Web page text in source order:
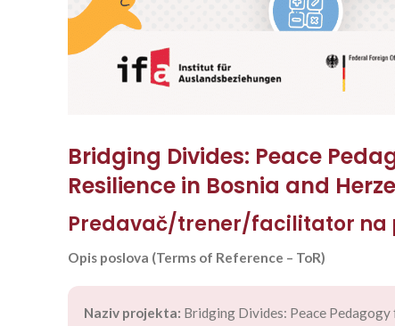
Bridging Divides: Peace
Resilience in Bosnia and
Predavač/trener/facilitator na
Opis poslova (Terms of Reference – ToR)
Naziv projekta: Bridging Divides: Peace